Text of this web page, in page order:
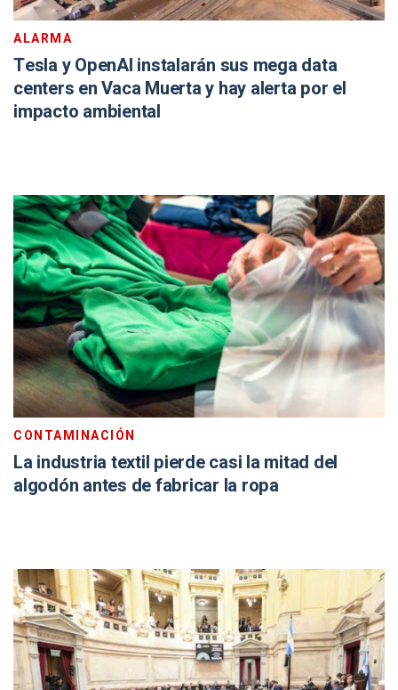
ALARMA
Tesla y OpenAI instalarán sus mega data
centers en Vaca Muerta y hay alerta por el
impacto ambiental
CONTAMINACIÓN
La industria textil pierde casi la mitad del
algodón antes de fabricar la ropa